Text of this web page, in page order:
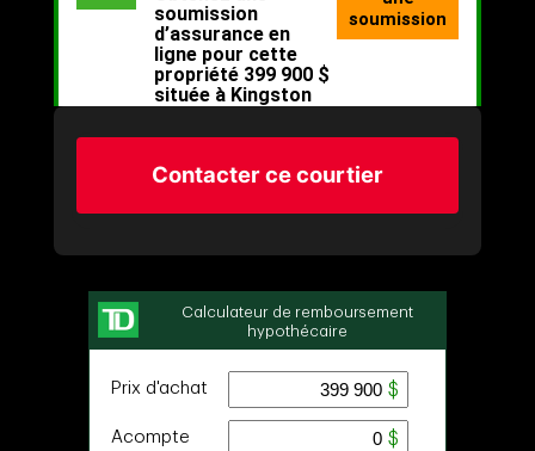
Contacter ce courtier